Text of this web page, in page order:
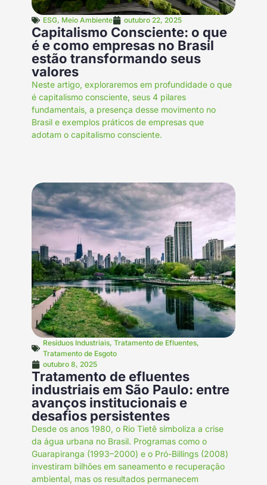
ESG, Meio Ambiente outubro 22, 2025
Capitalismo Consciente: o que
é e como empresas no Brasil
estão transformando seus
valores
Neste artigo, exploraremos em profundidade o que
é capitalismo consciente, seus 4 pilares
fundamentais, a presença desse movimento no
Brasil e exemplos práticos de empresas que
adotam o capitalismo consciente.
Resíduos Industriais, Tratamento de Efluentes,
Tratamento de Esgoto
outubro 8, 2025
Tratamento de efluentes
industriais em São Paulo: entre
avanços institucionais e
desafios persistentes
Desde os anos 1980, o Rio Tietê simboliza a crise
da água urbana no Brasil. Programas como o
Guarapiranga (1993–2000) e o Pró-Billings (2008)
investiram bilhões em saneamento e recuperação
ambiental, mas os resultados permanecem